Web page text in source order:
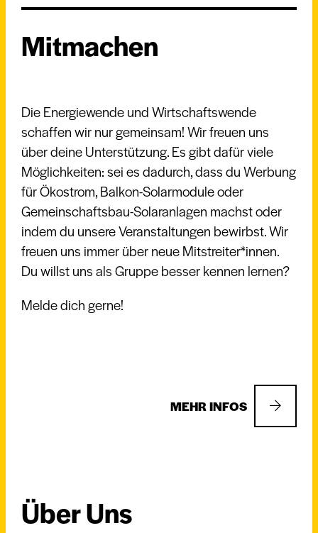
Mitmachen
Die Energiewende und Wirtschaftswende
schaffen wir nur gemeinsam! Wir freuen uns
über deine Unterstützung. Es gibt dafür viele
Möglichkeiten: sei es dadurch, dass du Werbung
für Ökostrom, Balkon-Solarmodule oder
Gemeinschaftsbau-Solaranlagen machst oder
indem du unsere Veranstaltungen bewirbst. Wir
freuen uns immer über neue Mitstreiter*innen.
Du willst uns als Gruppe besser kennen lernen?
Melde dich gerne!
MEHR INFOS
Über Uns